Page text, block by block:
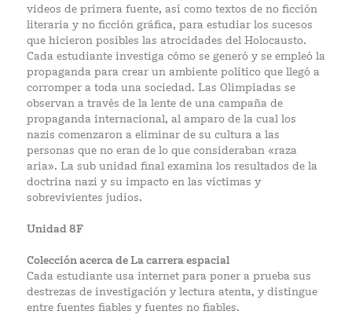
videos de primera fuente, así como textos de no ficción
literaria y no ficción gráfica, para estudiar los sucesos
que hicieron posibles las atrocidades del Holocausto.
Cada estudiante investiga cómo se generó y se empleó la
propaganda para crear un ambiente político que llegó a
corromper a toda una sociedad. Las Olimpiadas se
observan a través de la lente de una campaña de
propaganda internacional, al amparo de la cual los
nazis comenzaron a eliminar de su cultura a las
personas que no eran de lo que consideraban «raza
aria». La sub unidad final examina los resultados de la
doctrina nazi y su impacto en las víctimas y
sobrevivientes judíos.
Unidad 8F
Colección acerca de La carrera espacial
Cada estudiante usa internet para poner a prueba sus
destrezas de investigación y lectura atenta, y distingue
entre fuentes fiables y fuentes no fiables.